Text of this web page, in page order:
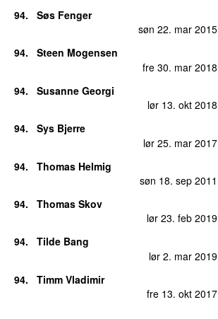
94.
Søs Fenger
søn 22. mar 2015
94.
Steen Mogensen
fre 30. mar 2018
94.
Susanne Georgi
lør 13. okt 2018
94.
Sys Bjerre
lør 25. mar 2017
94.
Thomas Helmig
søn 18. sep 2011
94.
Thomas Skov
lør 23. feb 2019
94.
Tilde Bang
lør 2. mar 2019
94.
Timm Vladimir
fre 13. okt 2017